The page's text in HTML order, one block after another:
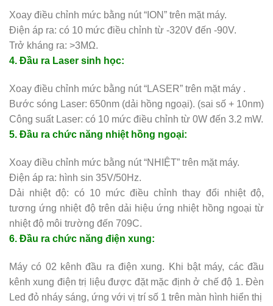
Xoay điều chỉnh mức bằng nút “ION” trên mặt máy.
Điện áp ra: có 10 mức điều chỉnh từ -320V đến -90V.
Trở kháng ra: >3MΩ.
4. Đầu ra Laser sinh học:
Xoay điều chỉnh mức bằng nút “LASER” trên mặt máy .
Bước sóng Laser: 650nm (dải hồng ngoại). (sai số + 10nm)
Công suất Laser: có 10 mức điều chỉnh từ 0W đến 3.2 mW.
5. Đầu ra chức năng nhiệt hồng ngoại:
Xoay điều chỉnh mức bằng nút “NHIỆT” trên mặt máy.
Điện áp ra: hình sin 35V/50Hz.
Dải nhiệt độ: có 10 mức điều chỉnh thay đổi nhiệt độ,
tương ứng nhiệt độ trên dải hiệu ứng nhiệt hồng ngoại từ
nhiệt độ môi trường đến 709C.
6. Đầu ra chức năng điện xung:
Máy có 02 kênh đầu ra điện xung. Khi bật máy, các đầu
kênh xung điện trị liệu được đặt mặc định ở chế độ 1. Đèn
Led đỏ nháy sáng, ứng với vị trí số 1 trên màn hình hiển thị